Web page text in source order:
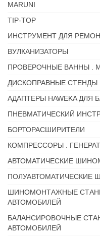
MARUNI
TIP-TOP
ИНСТРУМЕНТ ДЛЯ
ВУЛКАНИЗАТОРЫ
ПРОВЕРОЧНЫЕ ВАННЫ .
ДИСКОПРАВНЫЕ СТЕНДЫ
АДАПТЕРЫ HAWEKA ДЛЯ
ПНЕВМАТИЧЕСКИЙ
БОРТОРАСШИРИТЕЛИ
КОМПРЕССОРЫ .
АВТОМАТИЧЕСКИЕ
ПОЛУАВТОМАТИЧЕСКИЕ
ШИНОМОНТАЖНЫЕ
АВТОМОБИЛЕЙ
БАЛАНСИРОВОЧНЫЕ
АВТОМОБИЛЕЙ